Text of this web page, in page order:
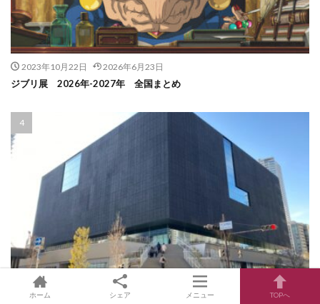
2023年10月22日 2026年6月23日
ジブリ展 2026年-2027年 全国まとめ
2026年8月5日 2026年8月5日
ホーム シェア メニュー TOPへ